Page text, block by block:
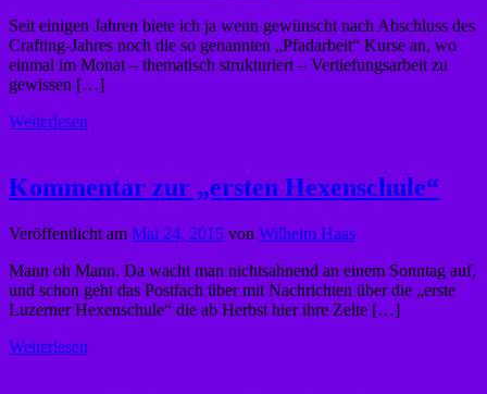
Seit einigen Jahren biete ich ja wenn gewünscht nach Abschluss des
Crafting-Jahres noch die so genannten „Pfadarbeit“ Kurse an, wo
einmal im Monat – thematisch strukturiert – Vertiefungsarbeit zu
gewissen […]
Weiterlesen
Kommentar zur „ersten Hexenschule“
Veröffentlicht am Mai 24, 2015 von Wilhelm Haas
Mann oh Mann. Da wacht man nichtsahnend an einem Sonntag auf,
und schon geht das Postfach über mit Nachrichten über die „erste
Luzerner Hexenschule“ die ab Herbst hier ihre Zelte […]
Weiterlesen